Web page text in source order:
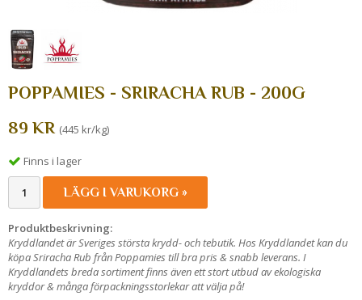
POPPAMIES - SRIRACHA RUB - 200G
89 KR (445 kr/kg)
Finns i lager
LÄGG I VARUKORG »
Produktbeskrivning:
Kryddlandet är Sveriges största krydd- och tebutik. Hos Kryddlandet kan du
köpa Sriracha Rub från Poppamies till bra pris & snabb leverans. I
Kryddlandets breda sortiment finns även ett stort utbud av ekologiska
kryddor & många förpackningsstorlekar att välja på!